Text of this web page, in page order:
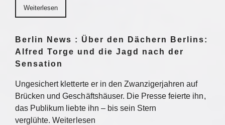
Weiterlesen
Berlin News : Über den Dächern Berlins:
Alfred Torge und die Jagd nach der
Sensation
Ungesichert kletterte er in den Zwanzigerjahren auf
Brücken und Geschäftshäuser. Die Presse feierte ihn,
das Publikum liebte ihn – bis sein Stern
verglühte. Weiterlesen